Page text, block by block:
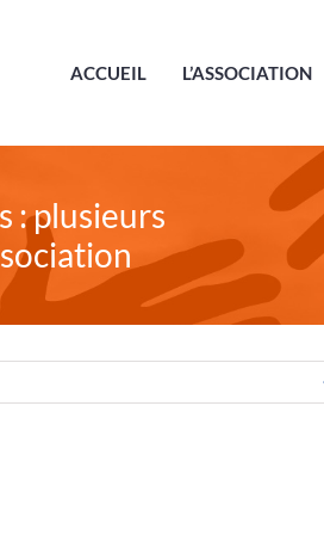
ACCUEIL L’ASSOCIATION
: plusieurs